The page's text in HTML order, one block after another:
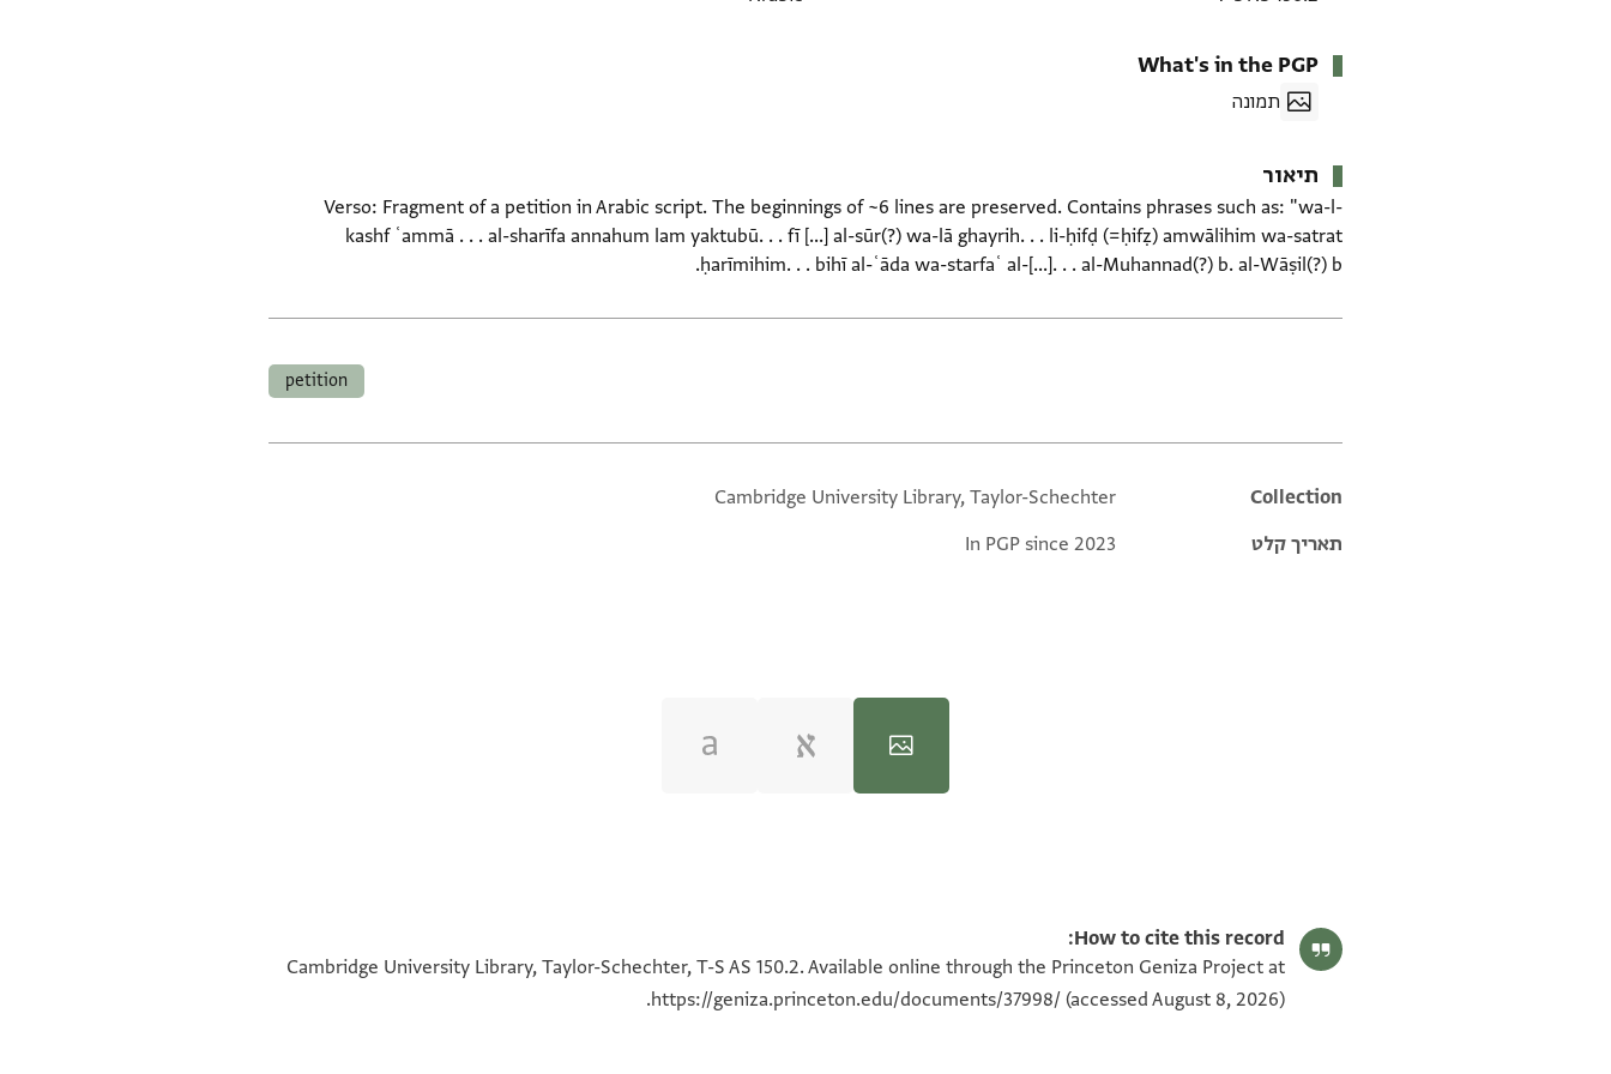
What's in the PGP
תמונה
תיאור
Verso: Fragment of a petition in Arabic script. The beginnings of ~6 lines are preserved. Contains phrases such as: "wa-l-
kashf ʿammā . . . al-sharīfa annahum lam yaktubū. . . fī [...] al-sūr(?) wa-lā ghayrih. . . li-ḥifḍ (=ḥifẓ) amwālihim wa-satrat
ḥarīmihim. . . bihī al-ʿāda wa-starfaʿ al-[...]. . . al-Muhannad(?) b. al-Wāṣil(?) b.
petition
Additional metadata
Collection
Cambridge University Library, Taylor-Schechter
תאריך קלט
In PGP since 2023
100%
How to cite this record:
Cambridge University Library, Taylor-Schechter, T-S AS 150.2. Available online through the Princeton Geniza Project at
https://geniza.princeton.edu/documents/37998/ (accessed August 8, 2026).